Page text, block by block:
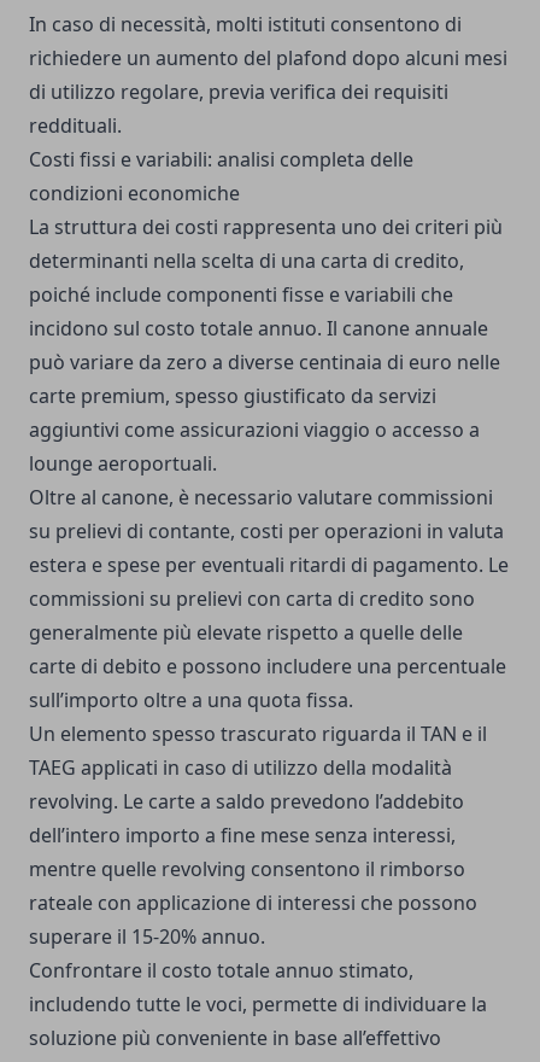
In caso di necessità, molti istituti consentono di
richiedere un aumento del plafond dopo alcuni mesi
di utilizzo regolare, previa verifica dei requisiti
reddituali.
Costi fissi e variabili: analisi completa delle
condizioni economiche
La struttura dei costi rappresenta uno dei criteri più
determinanti nella scelta di una carta di credito,
poiché include componenti fisse e variabili che
incidono sul costo totale annuo. Il canone annuale
può variare da zero a diverse centinaia di euro nelle
carte premium, spesso giustificato da servizi
aggiuntivi come assicurazioni viaggio o accesso a
lounge aeroportuali.
Oltre al canone, è necessario valutare commissioni
su prelievi di contante, costi per operazioni in valuta
estera e spese per eventuali ritardi di pagamento. Le
commissioni su prelievi con carta di credito sono
generalmente più elevate rispetto a quelle delle
carte di debito e possono includere una percentuale
sull’importo oltre a una quota fissa.
Un elemento spesso trascurato riguarda il TAN e il
TAEG applicati in caso di utilizzo della modalità
revolving. Le carte a saldo prevedono l’addebito
dell’intero importo a fine mese senza interessi,
mentre quelle revolving consentono il rimborso
rateale con applicazione di interessi che possono
superare il 15-20% annuo.
Confrontare il costo totale annuo stimato,
includendo tutte le voci, permette di individuare la
soluzione più conveniente in base all’effettivo